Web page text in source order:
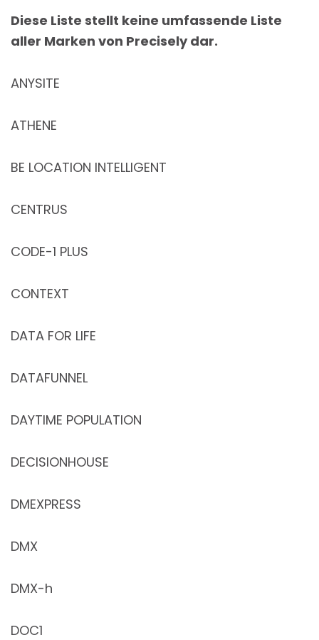
Diese Liste stellt keine umfassende Liste
aller Marken von Precisely dar.
ANYSITE
ATHENE
BE LOCATION INTELLIGENT
CENTRUS
CODE-1 PLUS
CONTEXT
DATA FOR LIFE
DATAFUNNEL
DAYTIME POPULATION
DECISIONHOUSE
DMEXPRESS
DMX
DMX-h
DOC1